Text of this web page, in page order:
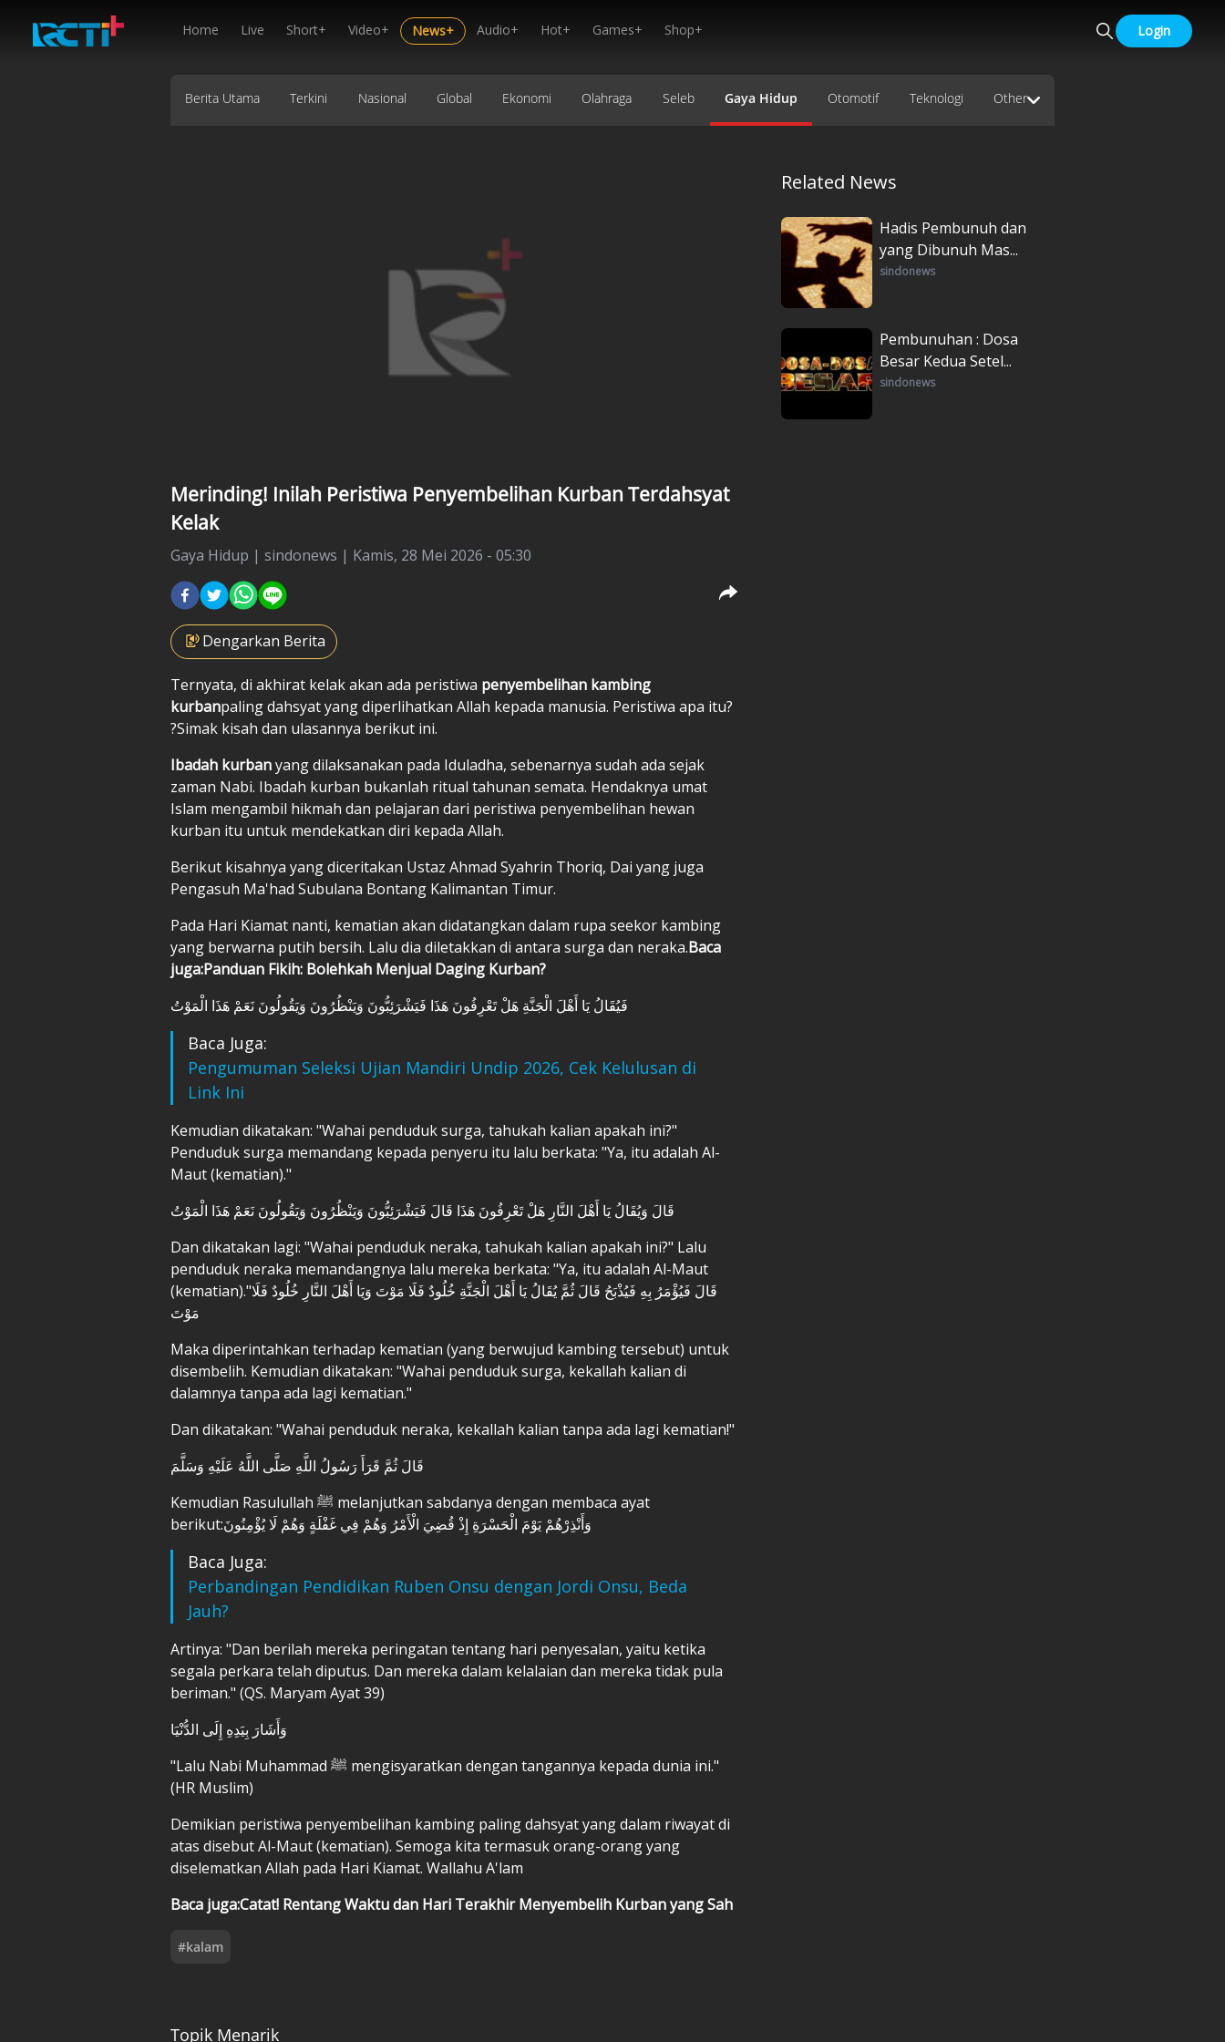
Home Live Short+ Video+ News+ Audio+ Hot+ Games+ Shop+ Login
Berita Utama Terkini Nasional Global Ekonomi Olahraga Seleb Gaya Hidup Otomotif Teknologi Other
Merinding! Inilah Peristiwa Penyembelihan Kurban Terdahsyat
Kelak
Gaya Hidup | sindonews | Kamis, 28 Mei 2026 - 05:30
Dengarkan Berita
Ternyata, di akhirat kelak akan ada peristiwa penyembelihan kambing
kurbanpaling dahsyat yang diperlihatkan Allah kepada manusia. Peristiwa apa itu?
?Simak kisah dan ulasannya berikut ini.
Ibadah kurbanyang dilaksanakan pada Iduladha, sebenarnya sudah ada sejak
zaman Nabi. Ibadah kurban bukanlah ritual tahunan semata. Hendaknya umat
Islam mengambil hikmah dan pelajaran dari peristiwa penyembelihan hewan
kurban itu untuk mendekatkan diri kepada Allah.
Berikut kisahnya yang diceritakan Ustaz Ahmad Syahrin Thoriq, Dai yang juga
Pengasuh Ma'had Subulana Bontang Kalimantan Timur.
Pada Hari Kiamat nanti, kematian akan didatangkan dalam rupa seekor kambing
yang berwarna putih bersih. Lalu dia diletakkan di antara surga dan neraka.Baca
juga:Panduan Fikih: Bolehkah Menjual Daging Kurban?
فَيُقَالُ يَا أَهْلَ الْجَنَّةِ هَلْ تَعْرِفُونَ هَذَا فَيَشْرَئِبُّونَ وَيَنْظُرُونَ وَيَقُولُونَ نَعَمْ هَذَا الْمَوْتُ
Baca Juga:
Pengumuman Seleksi Ujian Mandiri Undip 2026, Cek Kelulusan di
Link Ini
Kemudian dikatakan: "Wahai penduduk surga, tahukah kalian apakah ini?"
Penduduk surga memandang kepada penyeru itu lalu berkata: "Ya, itu adalah Al-
Maut (kematian)."
قَالَ وَيُقَالُ يَا أَهْلَ النَّارِ هَلْ تَعْرِفُونَ هَذَا قَالَ فَيَشْرَئِبُّونَ وَيَنْظُرُونَ وَيَقُولُونَ نَعَمْ هَذَا الْمَوْتُ
Dan dikatakan lagi: "Wahai penduduk neraka, tahukah kalian apakah ini?" Lalu
penduduk neraka memandangnya lalu mereka berkata: "Ya, itu adalah Al-Maut
(kematian)."قَالَ فَيُؤْمَرُ بِهِ فَيُذْبَحُ قَالَ ثُمَّ يُقَالُ يَا أَهْلَ الْجَنَّةِ خُلُودٌ فَلَا مَوْتَ وَيَا أَهْلَ النَّارِ خُلُودٌ فَلَا
مَوْتَ
Maka diperintahkan terhadap kematian (yang berwujud kambing tersebut) untuk
disembelih. Kemudian dikatakan: "Wahai penduduk surga, kekallah kalian di
dalamnya tanpa ada lagi kematian."
Dan dikatakan: "Wahai penduduk neraka, kekallah kalian tanpa ada lagi kematian!"
قَالَ ثُمَّ قَرَأَ رَسُولُ اللَّهِ صَلَّى اللَّهُ عَلَيْهِ وَسَلَّمَ
Kemudian Rasulullah ﷺ melanjutkan sabdanya dengan membaca ayat
berikut:وَأَنْذِرْهُمْ يَوْمَ الْحَسْرَةِ إِذْ قُضِيَ الْأَمْرُ وَهُمْ فِي غَفْلَةٍ وَهُمْ لَا يُؤْمِنُونَ
Baca Juga:
Perbandingan Pendidikan Ruben Onsu dengan Jordi Onsu, Beda
Jauh?
Artinya: "Dan berilah mereka peringatan tentang hari penyesalan, yaitu ketika
segala perkara telah diputus. Dan mereka dalam kelalaian dan mereka tidak pula
beriman." (QS. Maryam Ayat 39)
وَأَشَارَ بِيَدِهِ إِلَى الدُّنْيَا
"Lalu Nabi Muhammad ﷺ mengisyaratkan dengan tangannya kepada dunia ini."
(HR Muslim)
Demikian peristiwa penyembelihan kambing paling dahsyat yang dalam riwayat di
atas disebut Al-Maut (kematian). Semoga kita termasuk orang-orang yang
diselematkan Allah pada Hari Kiamat. Wallahu A'lam
Baca juga:Catat! Rentang Waktu dan Hari Terakhir Menyembelih Kurban yang Sah
#kalam
Related News
Hadis Pembunuh dan
yang Dibunuh Mas...
sindonews
Pembunuhan : Dosa
Besar Kedua Setel...
sindonews
Topik Menarik